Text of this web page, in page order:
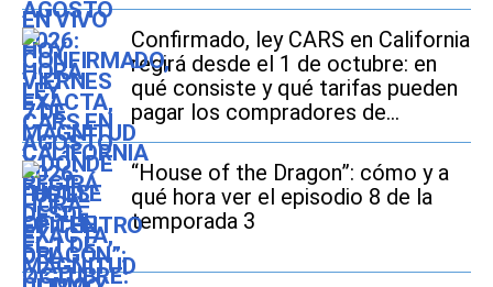
Confirmado, ley CARS en California
regirá desde el 1 de octubre: en
qué consiste y qué tarifas pueden
pagar los compradores de
vehículos usados
“House of the Dragon”: cómo y a
qué hora ver el episodio 8 de la
temporada 3